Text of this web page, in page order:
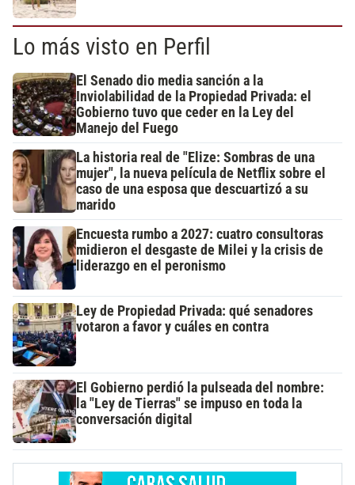
Lo más visto en Perfil
El Senado dio media sanción a la
Inviolabilidad de la Propiedad Privada: el
Gobierno tuvo que ceder en la Ley del
Manejo del Fuego
La historia real de "Elize: Sombras de una
mujer", la nueva película de Netflix sobre el
caso de una esposa que descuartizó a su
marido
Encuesta rumbo a 2027: cuatro consultoras
midieron el desgaste de Milei y la crisis de
liderazgo en el peronismo
Ley de Propiedad Privada: qué senadores
votaron a favor y cuáles en contra
El Gobierno perdió la pulseada del nombre:
la "Ley de Tierras" se impuso en toda la
conversación digital